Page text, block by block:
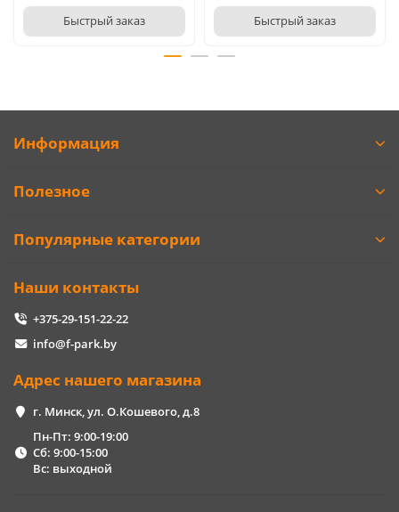
Быстрый заказ Быстрый заказ
Информация
Полезное
Популярные категории
Наши контакты
+375-29-151-22-22
info@f-park.by
Адрес нашего магазина
г. Минск, ул. О.Кошевого, д.8
Пн-Пт: 9:00-19:00
Сб: 9:00-15:00
Вс: выходной